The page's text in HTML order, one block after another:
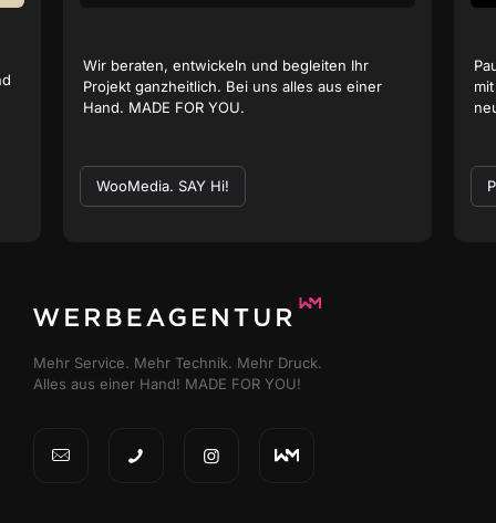
Wir beraten, entwickeln und begleiten Ihr
Projekt ganzheitlich. Bei uns alles aus einer
Hand. MADE FOR YOU.
WooMedia. SAY Hi!
Mehr Service. Mehr Technik. Mehr Druck.
Alles aus einer Hand! MADE FOR YOU!